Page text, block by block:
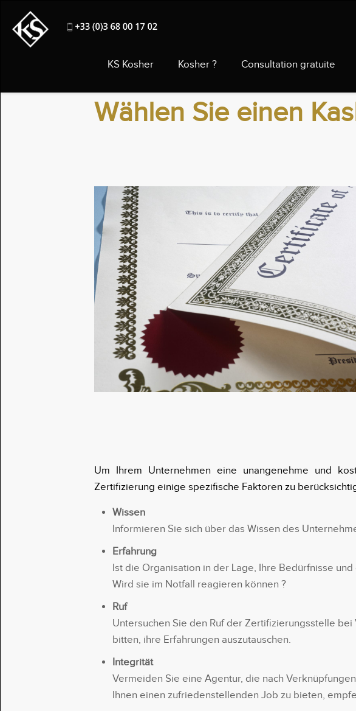
KS Kosher Kosher ? Consultation gratuite
Wählen Sie einen
Um Ihrem Unternehmen eine unangenehme und
Zertifizierung einige spezifische Faktoren zu
Wissen
Informieren Sie sich über das Wissen des
Erfahrung
Ist die Organisation in der Lage, Ihre Bedürfnisse
Wird sie im Notfall reagieren können ?
Ruf
Untersuchen Sie den Ruf der Zertifizierungsstelle
bitten, ihre Erfahrungen auszutauschen.
Integrität
Vermeiden Sie eine Agentur, die nach
Ihnen einen zufriedenstellenden Job zu bieten,